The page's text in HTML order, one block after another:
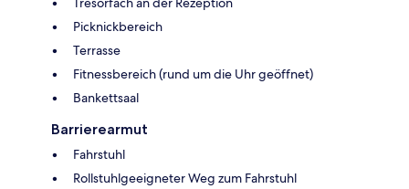
Picknickbereich
Terrasse
Fitnessbereich (rund um die Uhr geöffnet)
Bankettsaal
Barrierearmut
Fahrstuhl
Rollstuhlgeeigneter Weg zum Fahrstuhl